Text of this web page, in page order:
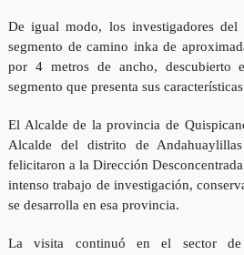
De igual modo, los investigadores del
segmento de camino inka de
por 4 metros de ancho, descubierto
segmento que presenta sus
El Alcalde de la provincia de
Alcalde del distrito de
felicitaron a la Dirección
intenso trabajo de investigación,
se desarrolla en esa provincia.
La visita continuó en el sector de